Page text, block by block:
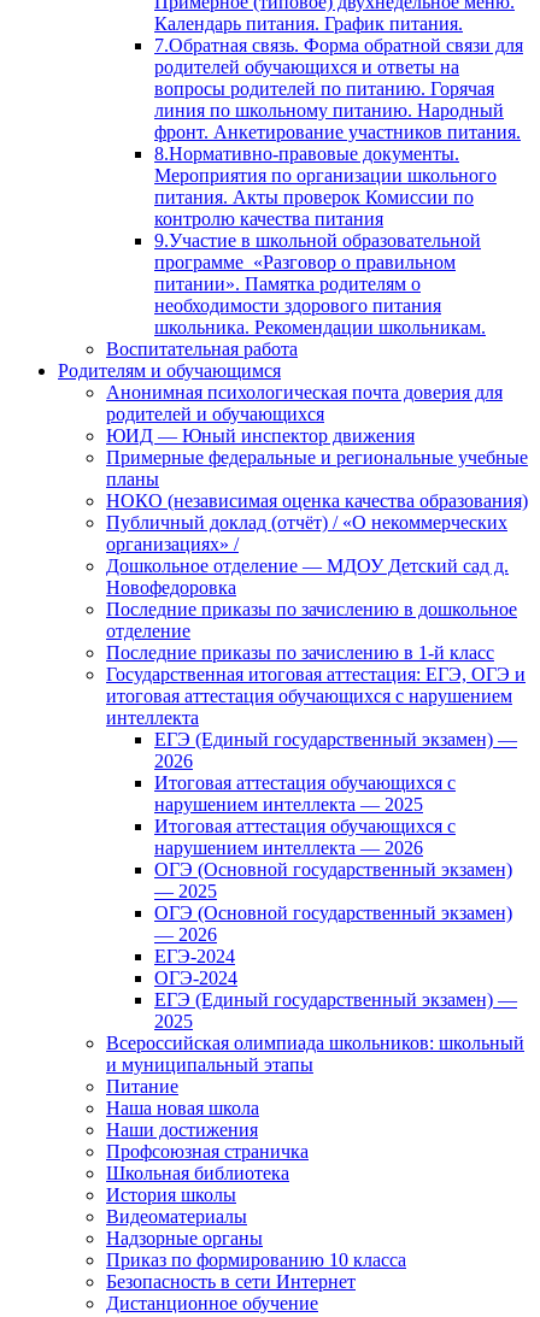
Календарь питания. График питания.
7.Обратная связь. Форма обратной связи для
родителей обучающихся и ответы на
вопросы родителей по питанию. Горячая
линия по школьному питанию. Народный
фронт. Анкетирование участников питания.
8.Нормативно-правовые документы.
Мероприятия по организации школьного
питания. Акты проверок Комиссии по
контролю качества питания
9.Участие в школьной образовательной
программе «Разговор о правильном
питании». Памятка родителям о
необходимости здорового питания
школьника. Рекомендации школьникам.
Воспитательная работа
Родителям и обучающимся
Анонимная психологическая почта доверия для
родителей и обучающихся
ЮИД — Юный инспектор движения
Примерные федеральные и региональные учебные
планы
НОКО (независимая оценка качества образования)
Публичный доклад (отчёт) / «О некоммерческих
организациях» /
Дошкольное отделение — МДОУ Детский сад д.
Новофедоровка
Последние приказы по зачислению в дошкольное
отделение
Последние приказы по зачислению в 1-й класс
Государственная итоговая аттестация: ЕГЭ, ОГЭ и
итоговая аттестация обучающихся с нарушением
интеллекта
ЕГЭ (Единый государственный экзамен) —
2026
Итоговая аттестация обучающихся с
нарушением интеллекта — 2025
Итоговая аттестация обучающихся с
нарушением интеллекта — 2026
ОГЭ (Основной государственный экзамен)
— 2025
ОГЭ (Основной государственный экзамен)
— 2026
ЕГЭ-2024
ОГЭ-2024
ЕГЭ (Единый государственный экзамен) —
2025
Всероссийская олимпиада школьников: школьный
и муниципальный этапы
Питание
Наша новая школа
Наши достижения
Профсоюзная страничка
Школьная библиотека
История школы
Видеоматериалы
Надзорные органы
Приказ по формированию 10 класса
Безопасность в сети Интернет
Дистанционное обучение